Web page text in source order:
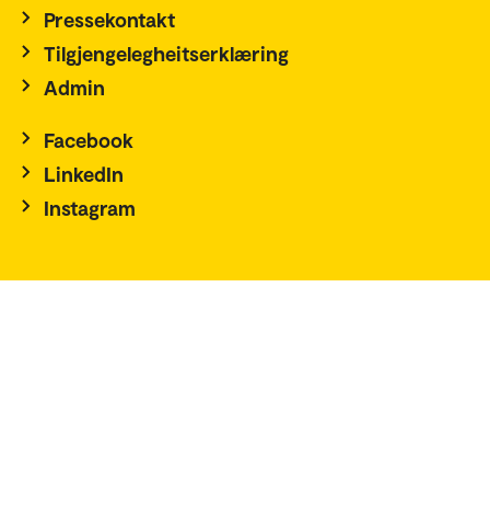
Pressekontakt
Tilgjengelegheitserklæring
Admin
Facebook
LinkedIn
Instagram